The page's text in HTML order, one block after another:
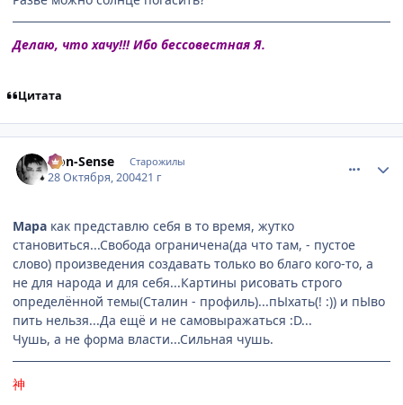
Делаю, что хачу!!! Ибо бессовестная Я.
Цитата
Non-Sense Старожилы
28 Октября, 200421 г
Мара как представлю себя в то время, жутко
становиться...Свобода ограничена(да что там, - пустое
слово) произведения создавать только во благо кого-то, а
не для народа и для себя...Картины рисовать строго
определённой темы(Сталин - профиль)...пЫхать(! :)) и пЫво
пить нельзя...Да ещё и не самовыражаться :D...
Чушь, а не форма власти...Сильная чушь.
神